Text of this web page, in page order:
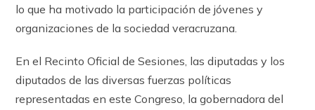
lo que ha motivado la participación de jóvenes y
organizaciones de la sociedad veracruzana.
En el Recinto Oficial de Sesiones, las diputadas y los
diputados de las diversas fuerzas políticas
representadas en este Congreso, la gobernadora del